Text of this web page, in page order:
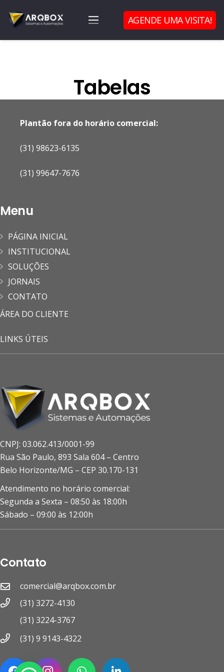
AGENDE UMA VISITA!
Tabelas
Plantão fora do horário comercial:
(31) 98623-6135
(31) 99647-7676
Menu
PÁGINA INICIAL
INSTITUCIONAL
SOLUÇÕES
JORNAIS
CONTATO
ÁREA DO CLIENTE
LINKS ÚTEIS
CNPJ: 03.062.413/0001-99
Rua São Paulo, 893 Sala 604 – Centro
Belo Horizonte/MG – CEP 30.170-131
Atendimento no horário comercial:
Segunda a Sexta – 08:50 às 18:00h
Sábado – 09:00 às 12:00h
Contato
comercial@arqbox.com.br
(31) 3272-4130
(31) 3224-3767
(31) 9 9143-4322